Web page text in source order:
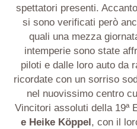
spettatori presenti.
si sono verificati però
quali una mezza
intemperie sono state
piloti e dalle loro auto da
ricordate con un sorriso
nel nuovissimo centro
Vincitori assoluti della 19ª
e Heike Köppel, con il